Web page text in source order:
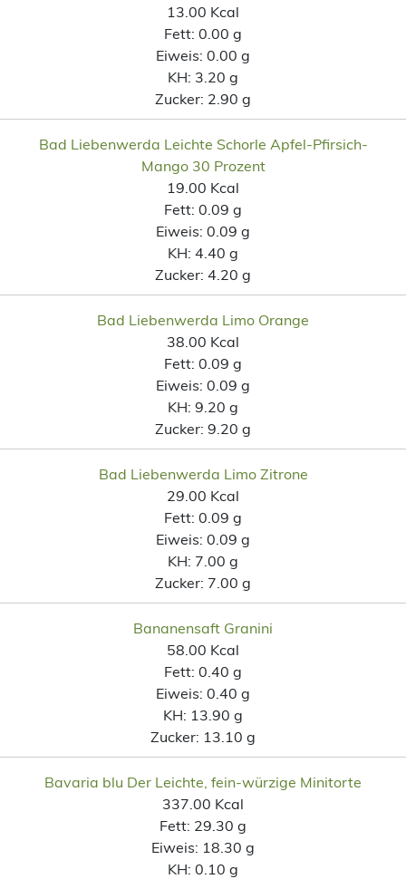
13.00 Kcal
Fett: 0.00 g
Eiweis: 0.00 g
KH: 3.20 g
Zucker: 2.90 g
Bad Liebenwerda Leichte Schorle Apfel-Pfirsich-
Mango 30 Prozent
19.00 Kcal
Fett: 0.09 g
Eiweis: 0.09 g
KH: 4.40 g
Zucker: 4.20 g
Bad Liebenwerda Limo Orange
38.00 Kcal
Fett: 0.09 g
Eiweis: 0.09 g
KH: 9.20 g
Zucker: 9.20 g
Bad Liebenwerda Limo Zitrone
29.00 Kcal
Fett: 0.09 g
Eiweis: 0.09 g
KH: 7.00 g
Zucker: 7.00 g
Bananensaft Granini
58.00 Kcal
Fett: 0.40 g
Eiweis: 0.40 g
KH: 13.90 g
Zucker: 13.10 g
Bavaria blu Der Leichte, fein-würzige Minitorte
337.00 Kcal
Fett: 29.30 g
Eiweis: 18.30 g
KH: 0.10 g